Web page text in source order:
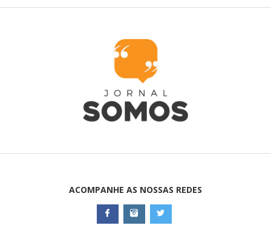
ACOMPANHE AS NOSSAS REDES